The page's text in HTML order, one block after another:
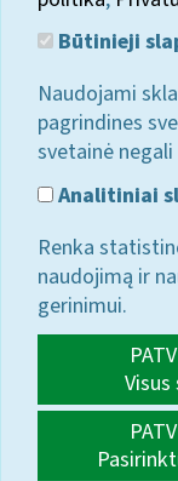
Būtinieji
Naudojami
pagrindines
svetainė
Analitiniai
Renka
naudojimą ir
gerinimui.
Visus